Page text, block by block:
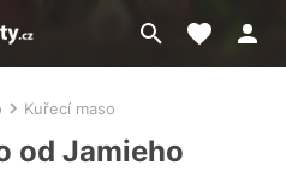
Přejít
na
Moje
Kuřecí maso
od Jamieho